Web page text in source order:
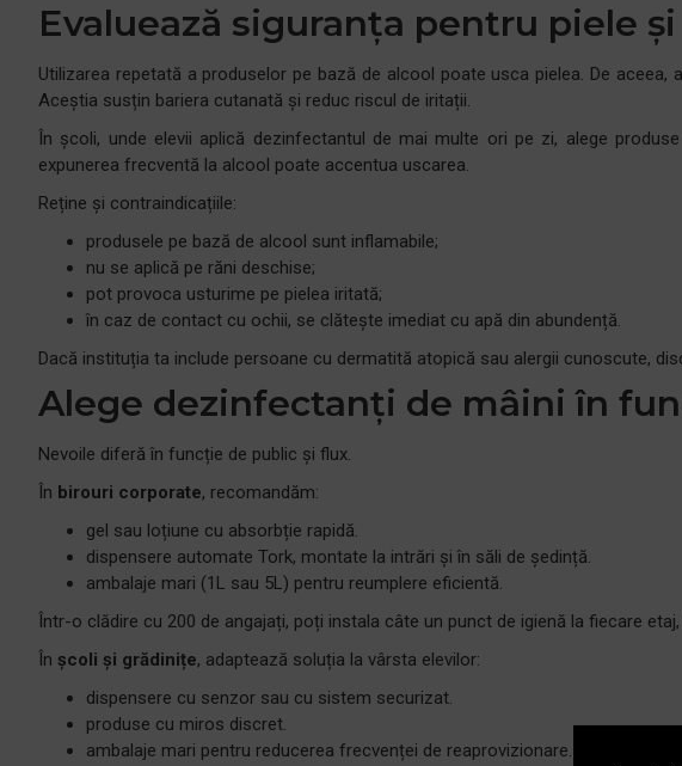
Evaluează siguranța pentru piele
Utilizarea repetată a produselor pe bază de alcool poate usca pielea. De
Aceștia susțin bariera cutanată și reduc riscul de iritații.
În școli, unde elevii aplică dezinfectantul de mai multe ori pe zi, alege
expunerea frecventă la alcool poate accentua uscarea.
Reține și contraindicațiile:
produsele pe bază de alcool sunt inflamabile;
nu se aplică pe răni deschise;
pot provoca usturime pe pielea iritată;
în caz de contact cu ochii, se clătește imediat cu apă din abundență.
Dacă instituția ta include persoane cu dermatită atopică sau alergii cunoscute,
Alege dezinfectanți de mâini în
Nevoile diferă în funcție de public și flux.
În birouri corporate, recomandăm:
gel sau loțiune cu absorbție rapidă.
dispensere automate Tork, montate la intrări și în săli de ședință.
ambalaje mari (1L sau 5L) pentru reumplere eficientă.
Într-o clădire cu 200 de angajați, poți instala câte un punct de igienă la fiecare
În școli și grădinițe, adaptează soluția la vârsta elevilor:
dispensere cu senzor sau cu sistem securizat.
produse cu miros discret.
ambalaje mari pentru reducerea frecvenței de reaprovizionare.